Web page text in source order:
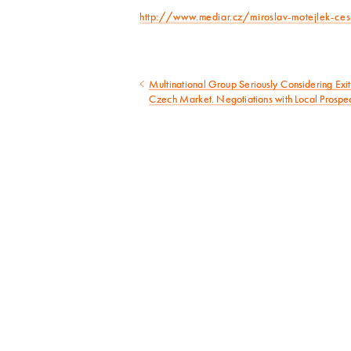
http://www.mediar.cz/miroslav-motejlek-
Předcházející
Multinational Group Seriously Considering
Czech Market. Negotiations with Local